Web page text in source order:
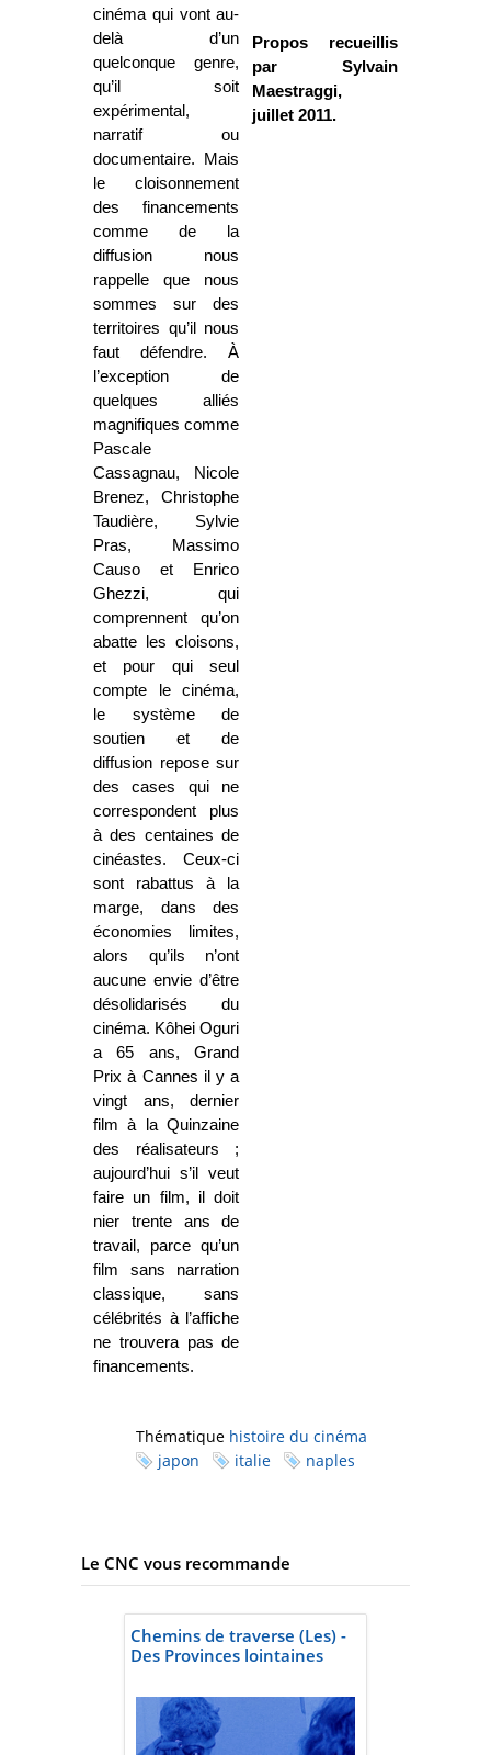
cinéma qui vont au-
delà d’un
quelconque genre,
qu’il soit
expérimental,
narratif ou
documentaire. Mais
le cloisonnement
des financements
comme de la
diffusion nous
rappelle que nous
sommes sur des
territoires qu’il nous
faut défendre. À
l’exception de
quelques alliés
magnifiques comme
Pascale
Cassagnau, Nicole
Brenez, Christophe
Taudière, Sylvie
Pras, Massimo
Causo et Enrico
Ghezzi, qui
comprennent qu’on
abatte les cloisons,
et pour qui seul
compte le cinéma,
le système de
soutien et de
diffusion repose sur
des cases qui ne
correspondent plus
à des centaines de
cinéastes. Ceux-ci
sont rabattus à la
marge, dans des
économies limites,
alors qu’ils n’ont
aucune envie d’être
désolidarisés du
cinéma. Kôhei Oguri
a 65 ans, Grand
Prix à Cannes il y a
vingt ans, dernier
film à la Quinzaine
des réalisateurs ;
aujourd’hui s’il veut
faire un film, il doit
nier trente ans de
travail, parce qu’un
film sans narration
classique, sans
célébrités à l’affiche
ne trouvera pas de
financements.
Propos recueillis
par Sylvain
Maestraggi,
juillet 2011.
Thématique histoire du cinéma
japon
italie naples
Le CNC vous recommande
Chemins de traverse (Les) -
Des Provinces lointaines